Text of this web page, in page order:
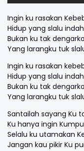
Ingin ku rasakan
Hidup yang slalu
Bukan ku tak
Yang larangku tuk
Ingin ku rasakan
Hidup yang slalu
Bukan ku tak
Yang larangku tuk
Santailah sayang Ku
Ku hanya ingin
Selalu ku utamakan
Jangan kau pikir Ku